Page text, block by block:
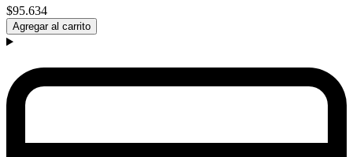
$95.634
Agregar al carrito